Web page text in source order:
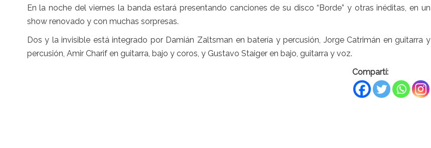
En la noche del viernes la banda estará presentando canciones de su disco “Borde” y otras inéditas, en un
show renovado y con muchas sorpresas.
Dos y la invisible está integrado por Damián Zaltsman en batería y percusión, Jorge Catrimán en guitarra y
percusión, Amir Charif en guitarra, bajo y coros, y Gustavo Staiger en bajo, guitarra y voz.
Compartí: